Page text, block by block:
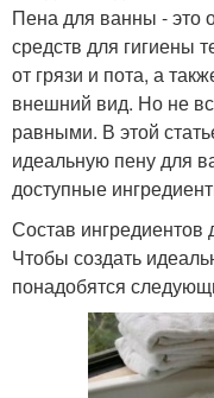
Пена для ванны - это
средств для гигиены
от грязи и пота, а
внешний вид. Но не
равными. В этой
идеальную пену для
доступные
Состав
Чтобы создать
понадобятся